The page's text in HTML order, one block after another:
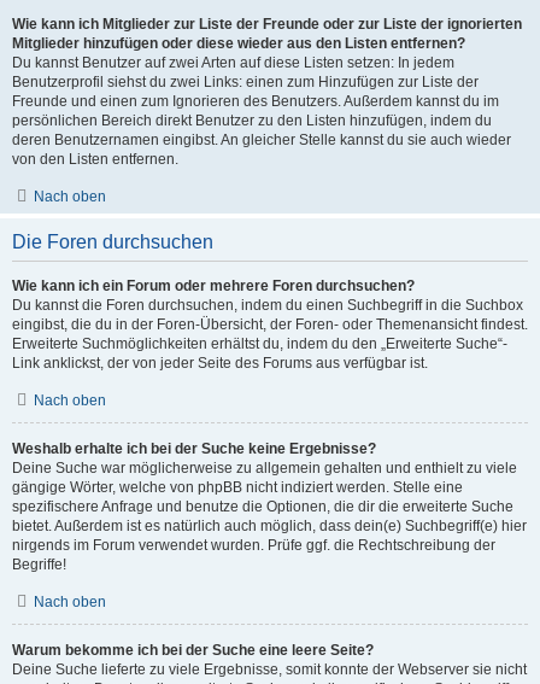
Wie kann ich Mitglieder zur Liste der Freunde oder zur Liste der ignorierten
Mitglieder hinzufügen oder diese wieder aus den Listen entfernen?
Du kannst Benutzer auf zwei Arten auf diese Listen setzen: In jedem
Benutzerprofil siehst du zwei Links: einen zum Hinzufügen zur Liste der
Freunde und einen zum Ignorieren des Benutzers. Außerdem kannst du im
persönlichen Bereich direkt Benutzer zu den Listen hinzufügen, indem du
deren Benutzernamen eingibst. An gleicher Stelle kannst du sie auch wieder
von den Listen entfernen.
Nach oben
Die Foren durchsuchen
Wie kann ich ein Forum oder mehrere Foren durchsuchen?
Du kannst die Foren durchsuchen, indem du einen Suchbegriff in die Suchbox
eingibst, die du in der Foren-Übersicht, der Foren- oder Themenansicht findest.
Erweiterte Suchmöglichkeiten erhältst du, indem du den „Erweiterte Suche“-
Link anklickst, der von jeder Seite des Forums aus verfügbar ist.
Nach oben
Weshalb erhalte ich bei der Suche keine Ergebnisse?
Deine Suche war möglicherweise zu allgemein gehalten und enthielt zu viele
gängige Wörter, welche von phpBB nicht indiziert werden. Stelle eine
spezifischere Anfrage und benutze die Optionen, die dir die erweiterte Suche
bietet. Außerdem ist es natürlich auch möglich, dass dein(e) Suchbegriff(e) hier
nirgends im Forum verwendet wurden. Prüfe ggf. die Rechtschreibung der
Begriffe!
Nach oben
Warum bekomme ich bei der Suche eine leere Seite?
Deine Suche lieferte zu viele Ergebnisse, somit konnte der Webserver sie nicht